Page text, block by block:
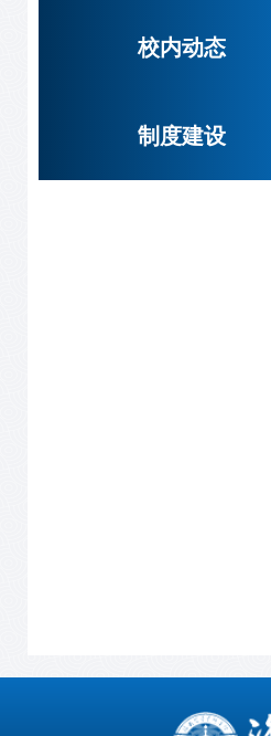
校内动态
制度建设